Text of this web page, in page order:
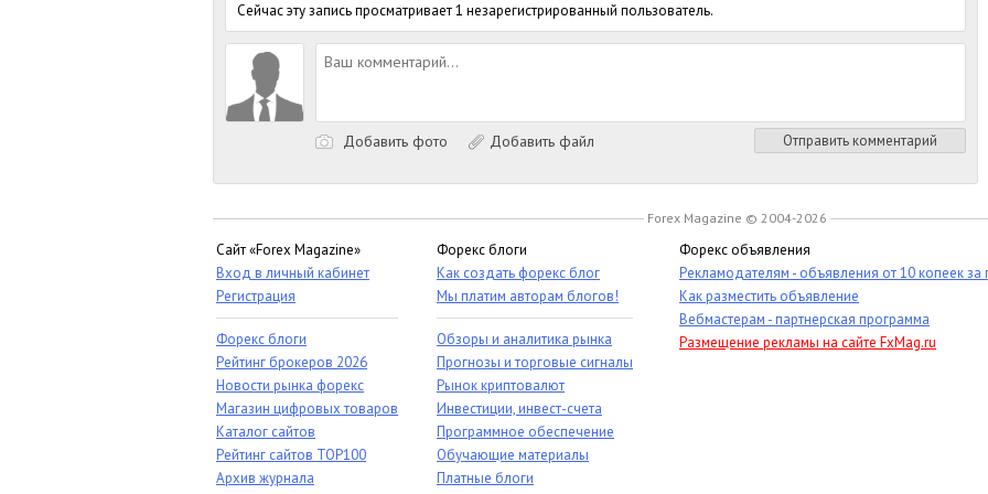
Сейчас эту запись просматривает 1 незарегистрированный пользователь.
Добавить фото Добавить файл Отправить комментарий
Forex Magazine © 2004-2026
Сайт «Forex Magazine»
Вход в личный кабинет
Регистрация
Форекс блоги
Рейтинг брокеров 2026
Новости рынка форекс
Магазин цифровых товаров
Каталог сайтов
Рейтинг сайтов TOP100
Архив журнала
Форекс блоги
Как создать форекс блог
Мы платим авторам блогов!
Обзоры и аналитика рынка
Прогнозы и торговые сигналы
Рынок криптовалют
Инвестиции, инвест-счета
Программное обеспечение
Обучающие материалы
Платные блоги
Форекс объявления
Рекламодателям - объявления от 10 копеек за
Как разместить объявление
Вебмастерам - партнерская программа
Размещение рекламы на сайте FxMag.ru